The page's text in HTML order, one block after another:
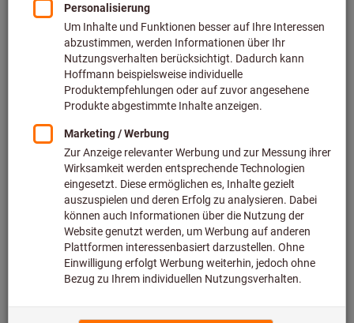
Zu den Varianten
Rund-Blechlocher-Sortiment
„UNF“⌀ 16,2 – 63,5 mm im
Kunststoffkoffer, Typ: 1
Art.-Nr.: 834555 1
Sofort lieferbar
421,29 €
Preis pro 1 Stück
zzgl. MwSt.zzgl. Versandkosten